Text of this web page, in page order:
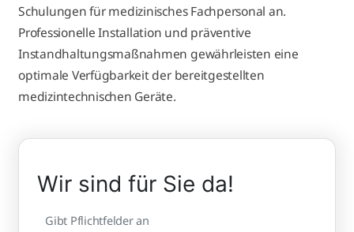
Schulungen für medizinisches Fachpersonal an.
Professionelle Installation und präventive
Instandhaltungsmaßnahmen gewährleisten eine
optimale Verfügbarkeit der bereitgestellten
medizintechnischen Geräte.
Wir sind für Sie da!
Gibt Pflichtfelder an